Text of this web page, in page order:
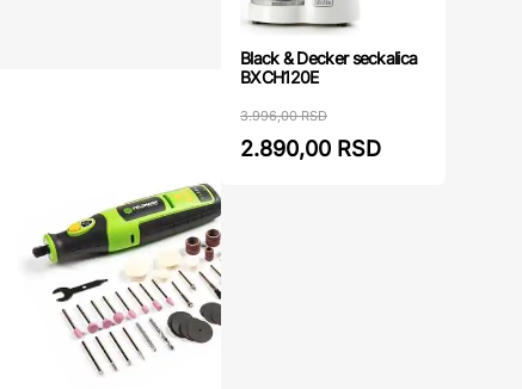
Black & Decker seckalica
BXCH120E
3.996,00 RSD
2.890,00 RSD